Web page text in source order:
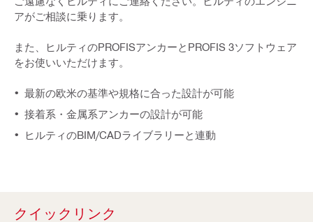
アがご相談に乗ります。
また、ヒルティのPROFISアンカーとPROFIS 3ソフトウェア
をお使いいただけます。
最新の欧米の基準や規格に合った設計が可能
接着系・金属系アンカーの設計が可能
ヒルティのBIM/CADライブラリーと連動
クイックリンク